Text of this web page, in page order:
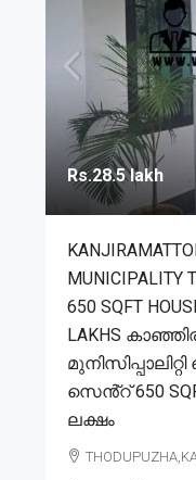
Rs.28.5 lakh
MUNICIPALITY
650 SQFT
LAKHS
സെൻ്റ് 650
ലക്ഷം